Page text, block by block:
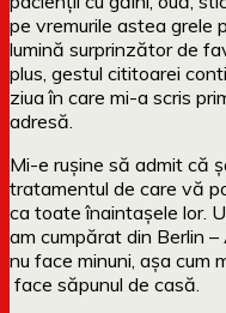
pe vremurile astea grele
lumină surprinzător de
plus, gestul cititoarei
ziua în care mi-a scris
adresă.
Mi-e rușine să admit că
tratamentul de care vă
ca toate înaintașele lor.
am cumpărat din Berlin
nu face minuni, așa cum
face săpunul de casă.